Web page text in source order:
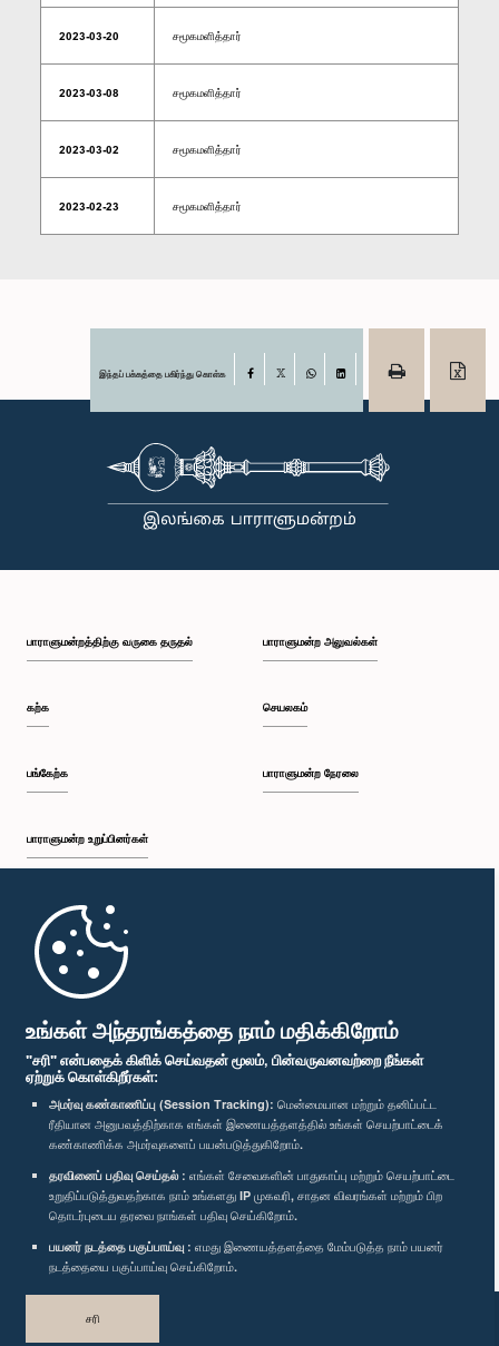
உங்கள் அந்தரங்கத்தை நாம் மதிக்கிறோம்
"சரி" என்பதைக் கிளிக் செய்வதன் மூலம், பின்வருவனவற்றை நீங்கள்
ஏற்றுக் கொள்கிறீர்கள்:
அமர்வு கண்காணிப்பு (Session Tracking): மென்மையான மற்றும் தனிப்பட்ட
ரீதியான அனுபவத்திற்காக எங்கள் இணையத்தளத்தில் உங்கள் செயற்பாட்டைக்
கண்காணிக்க அமர்வுகளைப் பயன்படுத்துகிறோம்.
தரவினைப் பதிவு செய்தல் : எங்கள் சேவைகளின் பாதுகாப்பு மற்றும் செயற்பாட்டை
உறுதிப்படுத்துவதற்காக நாம் உங்களது IP முகவரி, சாதன விவரங்கள் மற்றும் பிற
தொடர்புடைய தரவை நாங்கள் பதிவு செய்கிறோம்.
பயனர் நடத்தை பகுப்பாய்வு : எமது இணையத்தளத்தை மேம்படுத்த நாம் பயனர்
நடத்தையை பகுப்பாய்வு செய்கிறோம்.
சரி
2023-03-20 சமூகமளித்தார்
2023-03-08 சமூகமளித்தார்
2023-03-02 சமூகமளித்தார்
2023-02-23 சமூகமளித்தார்
இந்தப் பக்கத்தை பகிர்ந்து கொள்க Facebook
பாராளுமன்றத்திற்கு வருகை தருதல்
கற்க
பங்கேற்க
பாராளுமன்ற உறுப்பினர்கள்
முதற்பக்கம்
பாராளுமன்ற அலுவல்கள்
செயலகம்
பாராளுமன்ற நேரலை
பாராளுமன்ற கையடக்க செயலி
எம்மை பின்தொடர்க :
விருதுகள்
தனியுரிமைக் கொள்கை